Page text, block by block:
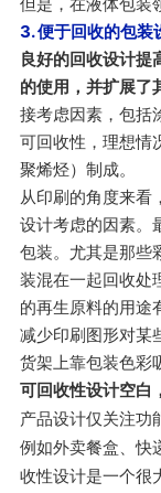
3. 便于回收的包装
良好的回收设计提
的使用，并扩展了
接考虑因素，包括
可回收性，理想情
聚烯烃）制成。
从印刷的角度来看
设计考虑的因素。
包装。尤其是那些
装混在一起回收处
的再生原料的用途
减少印刷图形对某
货架上靠包装色彩
可回收性设计空白
产品设计仅关注功
例如外卖餐盒、快
收性设计是一个很